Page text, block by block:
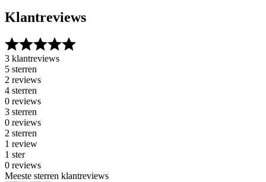
Klantreviews
3 klantreviews
5 sterren
2 reviews
4 sterren
0 reviews
3 sterren
0 reviews
2 sterren
1 review
1 ster
0 reviews
Meeste sterren klantreviews